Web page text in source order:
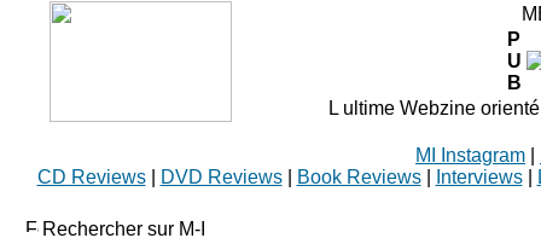
P
U
B
L ultime Webzine
MI Instagram
CD Reviews| DVD Reviews| Book Reviews| Interviews|
Rechercher sur M-I